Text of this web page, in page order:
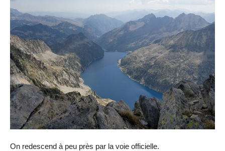
On redescend à peu près par la voie officielle.